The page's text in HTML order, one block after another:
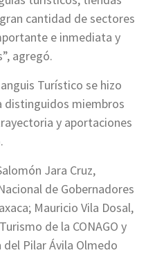
cantidad de sectores
e inmediata y
agregó.
Turístico se hizo
distinguidos miembros
y aportaciones
Jara Cruz,
de Gobernadores
Mauricio Vila Dosal,
de la CONAGO y
Pilar Ávila Olmedo